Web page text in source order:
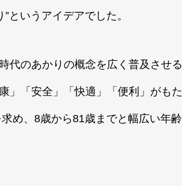
というアイデアでした。
代のあかりの概念を広く普及させる
」「安全」「快適」「便利」がもた
め、8歳から81歳までと幅広い年齢